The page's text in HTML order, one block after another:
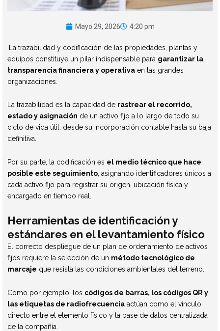
Mayo 29, 2026 4:20 pm
.La trazabilidad y codificación de las propiedades, plantas y
equipos constituye un pilar indispensable para garantizar la
transparencia financiera y operativa en las grandes
organizaciones.
La trazabilidad es la capacidad de rastrear el recorrido,
estado y asignación de un activo fijo a lo largo de todo su
ciclo de vida útil, desde su incorporación contable hasta su baja
definitiva.
Por su parte, la codificación es el medio técnico que hace
posible este seguimiento , asignando identificadores únicos a
cada activo fijo para registrar su origen, ubicación física y
encargado en tiempo real.
Herramientas de identificación y
estándares en el levantamiento físico
El correcto despliegue de un plan de ordenamiento de activos
fijos requiere la selección de un método tecnológico de
marcaje que resista las condiciones ambientales del terreno.
Como por ejemplo, los códigos de barras, los códigos QR y
las etiquetas de radiofrecuencia actúan como el vínculo
directo entre el elemento físico y la base de datos centralizada
de la compañía.